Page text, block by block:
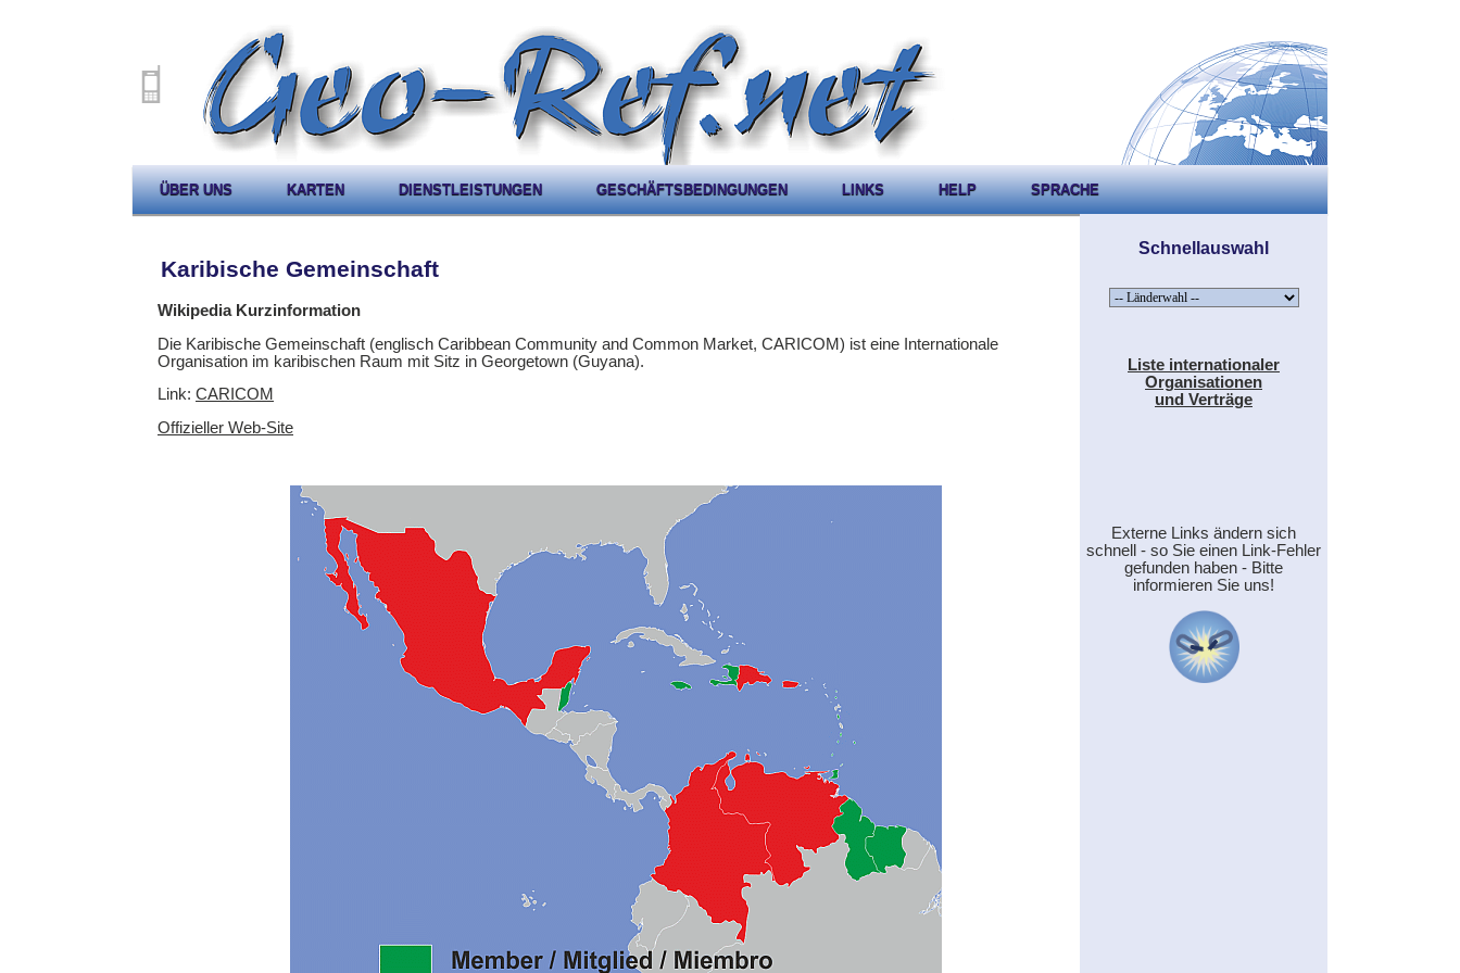
ÜBER UNS KARTEN DIENSTLEISTUNGEN GESCHÄFTSBEDINGUNGEN LINKS HELP SPRACHE
Karibische Gemeinschaft
Wikipedia Kurzinformation
Die Karibische Gemeinschaft (englisch Caribbean Community and Common Market, CARICOM) ist eine Internationale
Organisation im karibischen Raum mit Sitz in Georgetown (Guyana).
Link: CARICOM
Offizieller Web-Site
Schnellauswahl
Liste internationaler
Organisationen
und Verträge
Externe Links ändern sich
schnell - so Sie einen Link-Fehler
gefunden haben - Bitte
informieren Sie uns!